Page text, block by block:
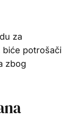
za
biće potrošači
zbog